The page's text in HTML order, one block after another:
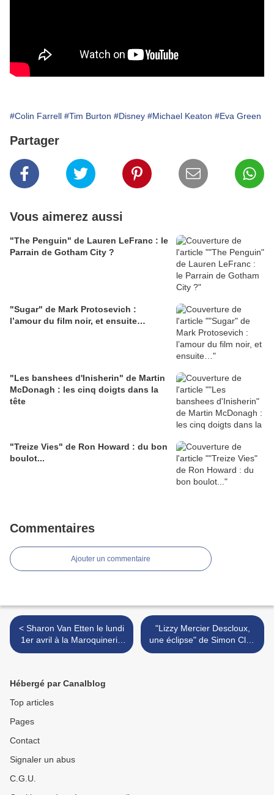
#Colin Farrell #Tim Burton #Disney #Michael Keaton #Eva Green
Partager
Vous aimerez aussi
"The Penguin" de Lauren LeFranc : le
Parrain de Gotham City ?
"Sugar" de Mark Protosevich :
l’amour du film noir, et ensuite…
"Les banshees d'Inisherin" de Martin
McDonagh : les cinq doigts dans la
tête
"Treize Vies" de Ron Howard : du bon
boulot...
Commentaires
Ajouter un commentaire
< Sharon Van Etten le lundi
1er avril à la Maroquinerie
(Paris)
"Lizzy Mercier Descloux,
une éclipse" de Simon Clair
: mais où est passée la
Hébergé par Canalblog
Top articles
Pages
Contact
Signaler un abus
C.G.U.